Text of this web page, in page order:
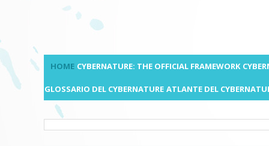
HOME CYBERNATURE: THE OFFICIAL FRAMEWORK
GLOSSARIO DEL CYBERNATURE ATLANTE DEL